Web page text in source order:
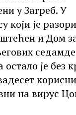
у Загреб. У
који је
и Дом
остало је без
на вирус